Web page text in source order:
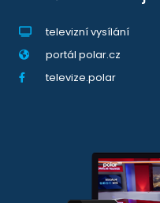
televizní vysílání
portál polar.cz
televize.polar